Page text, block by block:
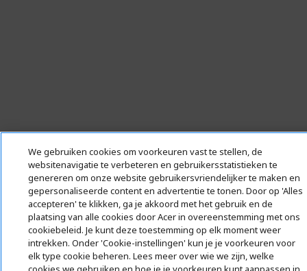
We gebruiken cookies om voorkeuren vast te stellen, de
websitenavigatie te verbeteren en gebruikersstatistieken te
genereren om onze website gebruikersvriendelijker te maken en
gepersonaliseerde content en advertentie te tonen. Door op 'Alles
accepteren' te klikken, ga je akkoord met het gebruik en de
plaatsing van alle cookies door Acer in overeenstemming met ons
cookiebeleid. Je kunt deze toestemming op elk moment weer
intrekken. Onder 'Cookie-instellingen' kun je je voorkeuren voor
elk type cookie beheren. Lees meer over wie we zijn, welke